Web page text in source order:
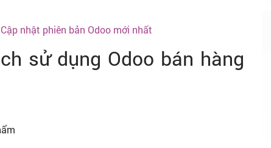
nhật phiên bản Odoo mới nhất
sử dụng Odoo bán hàng